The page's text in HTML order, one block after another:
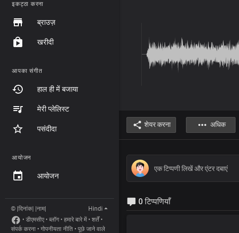
इकट्ठा करना
ब्राउज़
खरीदी
आपका संगीत
हाल ही में बजाया
मेरी प्लेलिस्ट
पसंदीदा
आयोजन
आयोजन
© |दिनांक| |नाम|
Hindi
• डीएमसीए • ब्लॉग• हमारे बारे में• शर्तें•
संपर्क करना • गोपनीयता नीति • पूछे जाने वाले
शेयर करना अधिक
0 टिप्पणियाँ